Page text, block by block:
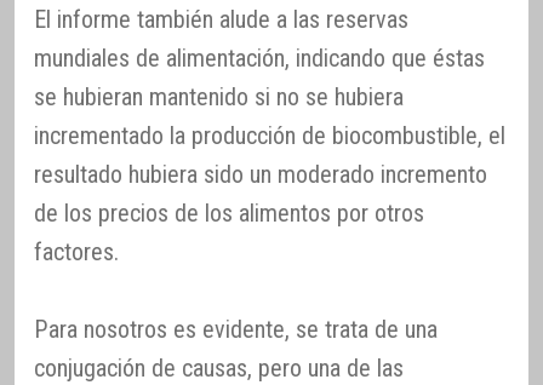
El informe también alude a las reservas
mundiales de alimentación, indicando que éstas
se hubieran mantenido si no se hubiera
incrementado la producción de biocombustible, el
resultado hubiera sido un moderado incremento
de los precios de los alimentos por otros
factores.
Para nosotros es evidente, se trata de una
conjugación de causas, pero una de las